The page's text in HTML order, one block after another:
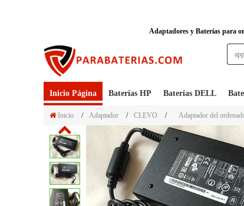
Adaptadores y Baterías para
Inicio Página Baterías HP Baterías DELL
Inicio / Adaptador / CLEVO / Adaptador del